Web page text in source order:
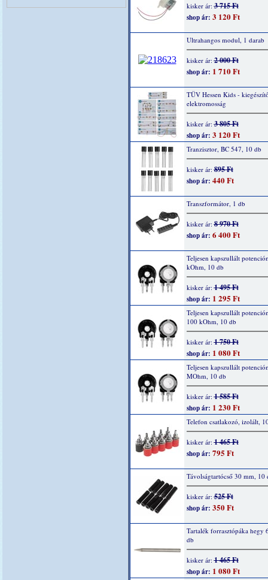
kisker ár:3 715 Ft
shop ár: 3 120 Ft
Ultrahangos modul, 1 darab
kisker ár:2 000 Ft
shop ár: 1 710 Ft
TÜV Hessen Kids -
elektromosság
kisker ár:3 805 Ft
shop ár: 3 120 Ft
Tranzisztor, BC 547, 10 db
kisker ár:895 Ft
shop ár: 440 Ft
Transzformátor, 1 db
kisker ár:8 970 Ft
shop ár: 6 400 Ft
Teljesen kapszullált
kOhm, 10 db
kisker ár:1 495 Ft
shop ár: 1 295 Ft
Teljesen kapszullált
100 kOhm, 10 db
kisker ár:1 750 Ft
shop ár: 1 080 Ft
Teljesen kapszullált
MOhm, 10 db
kisker ár:1 585 Ft
shop ár: 1 230 Ft
Telefon csatlakozó, izolált,
kisker ár:1 465 Ft
shop ár: 795 Ft
Távolságtartócső 30 mm, 10
kisker ár:525 Ft
shop ár: 350 Ft
Tartalék forrasztópáka hegy
db
kisker ár:1 465 Ft
shop ár: 1 080 Ft